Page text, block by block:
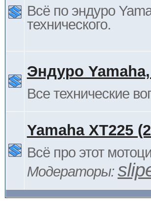
Всё по эндуро
технического.
Эндуро
Все технические
Yamaha XT225
Всё про этот
Модераторы: